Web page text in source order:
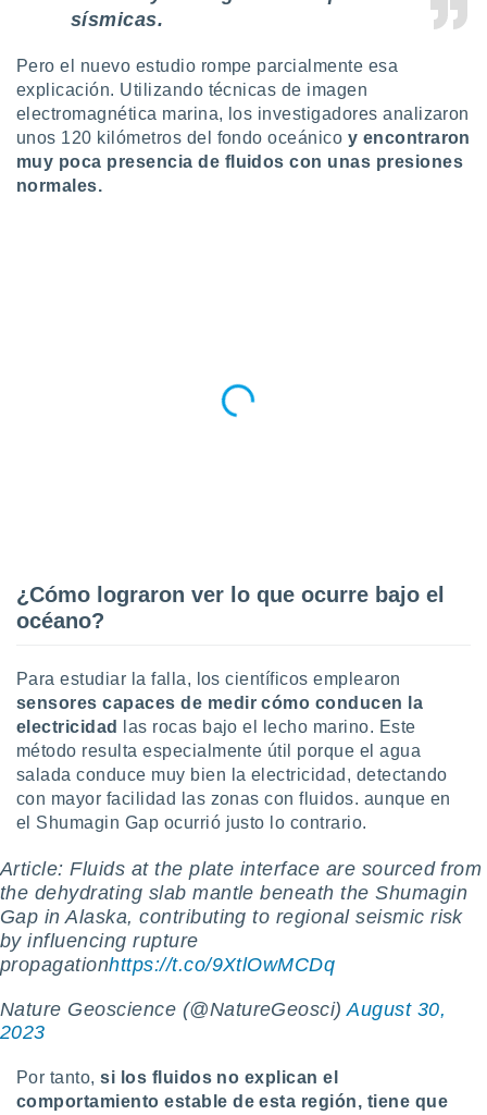
crear un
uso de
la
mediante
publicidad
publicidad
de
1199
sísmicas.
Pero el nuevo estudio rompe parcialmente esa
explicación. Utilizando técnicas de imagen
electromagnética marina, los investigadores analizaron
unos 120 kilómetros del fondo oceánico y encontraron
muy poca presencia de fluidos con unas presiones
normales.
¿Cómo lograron ver lo que ocurre bajo el
océano?
Para estudiar la falla, los científicos emplearon
sensores capaces de medir cómo conducen la
electricidad
las rocas bajo el lecho marino. Este
método resulta especialmente útil porque el agua
salada conduce muy bien la electricidad, detectando
con mayor facilidad las zonas con fluidos. aunque en
el Shumagin Gap ocurrió justo lo contrario.
Article: Fluids at the plate interface are sourced from
the dehydrating slab mantle beneath the Shumagin
Gap in Alaska, contributing to regional seismic risk
by influencing rupture
propagationhttps://t.co/9XtlOwMCDq
Nature Geoscience (@NatureGeosci)August 30,
2023
Por tanto,si los fluidos no explican el
comportamiento estable de esta región, tiene que